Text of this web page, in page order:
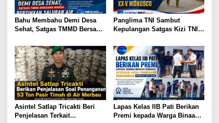
p
o
s
Bahu Membahu Demi Desa
Sehat, Satgas TMMD Bersama
Panglima TNI Sambut
Kepulangan Satgas Kizi TNI
MONUSCO
Asintel Satlap Tricakti Beri
Penjelasan Terkait
Lapas Kelas IIB Pati Berikan
Premi kepada Warga Binaan